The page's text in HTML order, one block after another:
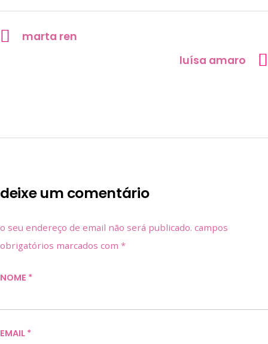
b
o
er sa
p
l
marta ren
luísa amaro
deixe um comentário
o seu endereço de email não será publicado. campos
obrigatórios marcados com *
NOME *
EMAIL *